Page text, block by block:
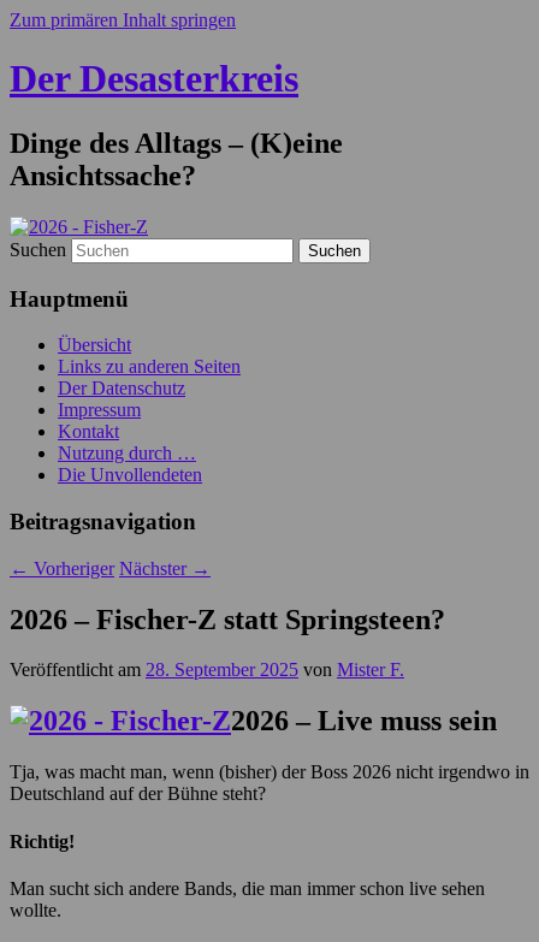
Zum primären Inhalt springen
Der Desasterkreis
Dinge des Alltags – (K)eine
Ansichtssache?
Suchen
Hauptmenü
Übersicht
Links zu anderen Seiten
Der Datenschutz
Impressum
Kontakt
Nutzung durch …
Die Unvollendeten
Beitragsnavigation
← Vorheriger Nächster →
2026 – Fischer-Z statt Springsteen?
Veröffentlicht am 28. September 2025 von Mister F.
2026 – Live muss sein
Tja, was macht man, wenn (bisher) der Boss 2026 nicht irgendwo in
Deutschland auf der Bühne steht?
Richtig!
Man sucht sich andere Bands, die man immer schon live sehen
wollte.